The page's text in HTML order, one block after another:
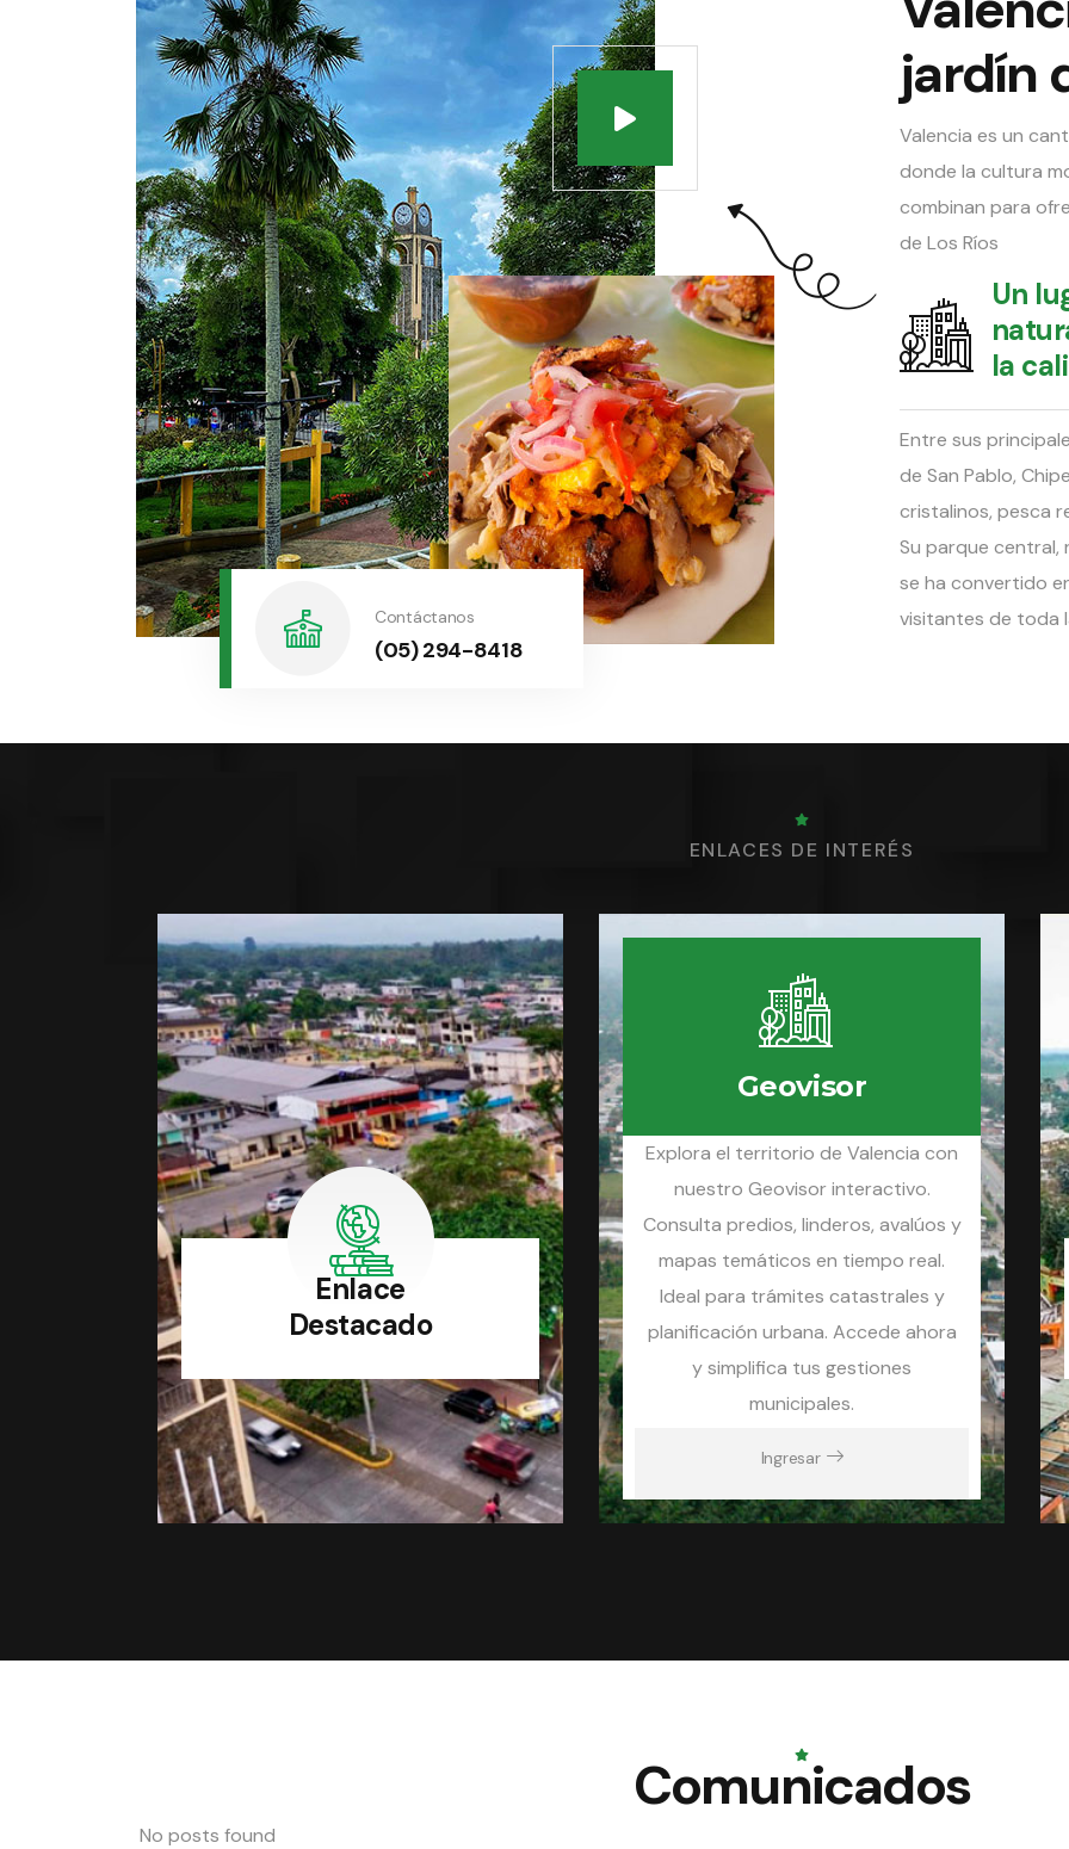
Contáctanos
(05) 294-8418
jardín
Valencia es un
donde la cultura
combinan para
de Los Ríos
Un
la
Entre sus
de San Pablo,
cristalinos, pesca
Su parque central,
se ha convertido
visitantes de toda
ENLACES DE INTERÉS
Enlace
Destacado
Geovisor
Explora el territorio de Valencia con
nuestro Geovisor interactivo.
Consulta predios, linderos, avalúos y
mapas temáticos en tiempo real.
Ideal para trámites catastrales y
planificación urbana. Accede ahora
y simplifica tus gestiones
municipales.
Ingresar
Comunicados
No posts found